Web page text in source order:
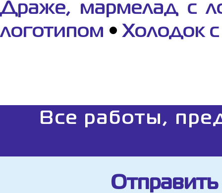
Драже, мармелад с
логотипом •Холодок
Все работы,
Отправить